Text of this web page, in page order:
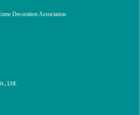
Decoration Association
Ltd.